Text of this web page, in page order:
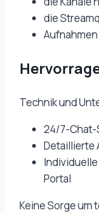
die
Technik und
24/7-Chat-
Detaillierte
Portal
Keine Sorge um